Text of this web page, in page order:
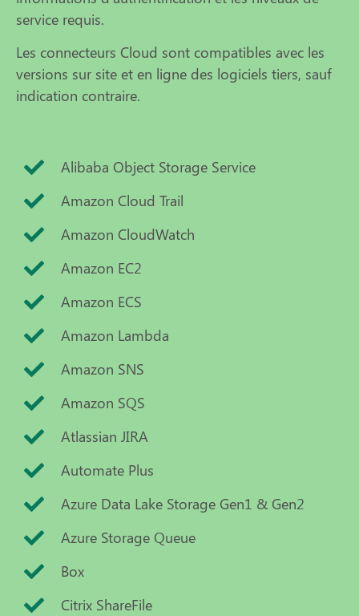
service requis.
Les connecteurs Cloud sont compatibles avec les
versions sur site et en ligne des logiciels tiers, sauf
indication contraire.
Alibaba Object Storage Service
Amazon Cloud Trail
Amazon CloudWatch
Amazon EC2
Amazon ECS
Amazon Lambda
Amazon SNS
Amazon SQS
Atlassian JIRA
Automate Plus
Azure Data Lake Storage Gen1 & Gen2
Azure Storage Queue
Box
Citrix ShareFile